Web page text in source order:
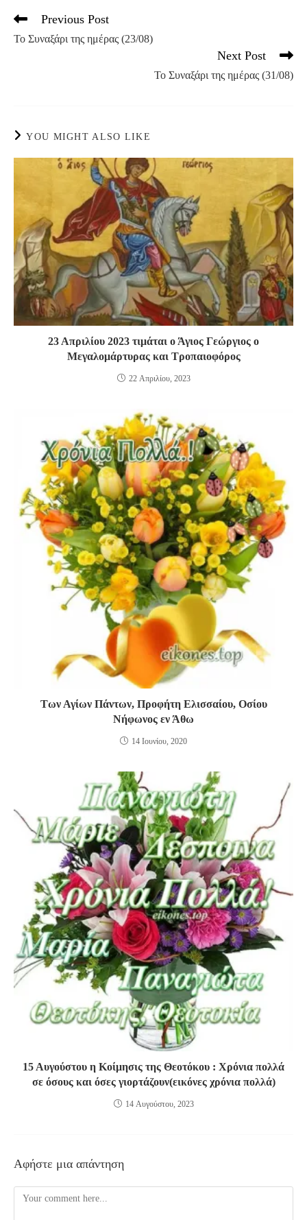
Read
articles
Previous Post
Το Συναξάρι της ημέρας (23/08)
Next Post
Το Συναξάρι της ημέρας (31/08)
YOU MIGHT ALSO LIKE
23 Απριλίου 2023 τιμάται ο Άγιος Γεώργιος ο
Μεγαλομάρτυρας και Τροπαιοφόρος
22 Απριλίου, 2023
Των Αγίων Πάντων, Προφήτη Ελισσαίου, Οσίου
Νήφωνος εν Άθω
14 Ιουνίου, 2020
15 Αυγούστου η Κοίμησις της Θεοτόκου : Χρόνια πολλά
σε όσους και όσες γιορτάζουν(εικόνες χρόνια πολλά)
14 Αυγούστου, 2023
Αφήστε μια απάντηση
Comment